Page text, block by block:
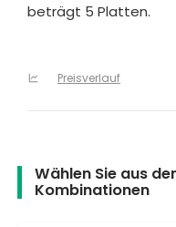
beträgt 5 Platten.
Preisverlauf
Wählen Sie aus
Kombinationen